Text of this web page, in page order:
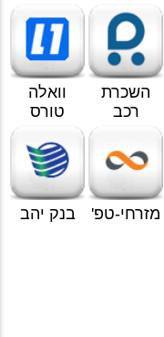
השכרת
רכב
וואלה
טורס
מזרחי-טפ' בנק יהב